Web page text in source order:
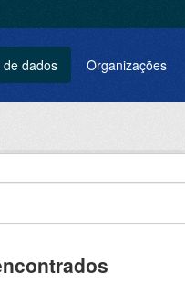
dados Organizações